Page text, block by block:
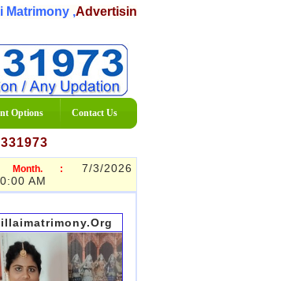
,Advertising Matrimony Services
Options Contact Us
Month. :
7/3/2026
AM